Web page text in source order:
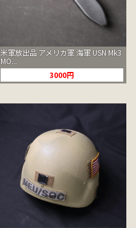
米軍放出品 アメリカ軍 海軍 USN Mk3
MO...
3000円